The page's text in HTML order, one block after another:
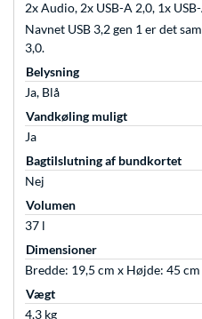
2x Audio, 2x USB-A 2,0, 1x
Navnet USB 3,2 gen 1 er det
3,0.
Belysning
Ja, Blå
Vandkøling muligt
Ja
Bagtilslutning af bundkortet
Nej
Volumen
37 l
Dimensioner
Bredde: 19,5 cm x Højde: 45
Vægt
4,3 kg